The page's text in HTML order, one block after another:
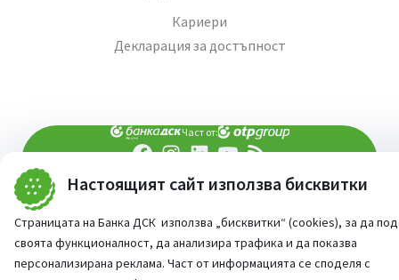
Настоящият сайт използва бисквитки
Страницата на Банка ДСК използва „бисквитки“ (cookies), за да
своята функционалност, да анализира трафика и да показва
персонализирана реклама. Част от информацията се споделя с
Кариери
Декларация за достъпност
Част от:
При въпроси -попитай AI асистента ни
©2026
Всички права запазени
Сайт от:StudioX